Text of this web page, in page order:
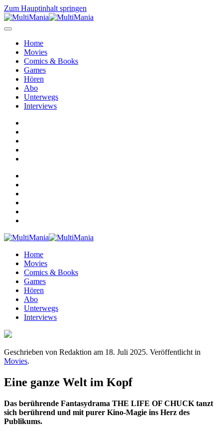
Zum Hauptinhalt springen
Home
Movies
Comics & Books
Games
Hören
Abo
Unterwegs
Interviews
Home
Movies
Comics & Books
Games
Hören
Abo
Unterwegs
Interviews
Geschrieben von Redaktion am 18. Juli 2025. Veröffentlicht in
Movies.
Eine ganze Welt im Kopf
Das berührende Fantasydrama THE LIFE OF CHUCK tanzt
sich berührend und mit purer Kino-Magie ins Herz des
Publikums.